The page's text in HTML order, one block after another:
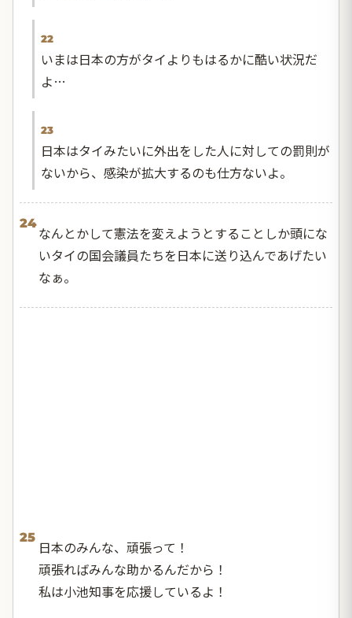
22
いまは日本の方がタイよりもはるかに酷い状況だ
よ…
23
日本はタイみたいに外出をした人に対しての罰則が
ないから、感染が拡大するのも仕方ないよ。
24
なんとかして憲法を変えようとすることしか頭にな
いタイの国会議員たちを日本に送り込んであげたい
なぁ。
25
日本のみんな、頑張って！
頑張ればみんな助かるんだから！
私は小池知事を応援しているよ！